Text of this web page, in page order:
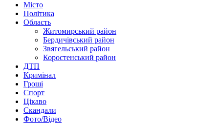
Місто
Політика
Область
Житомирський район
Бердичівський район
Звягельський район
Коростенський район
ДТП
Кримінал
Гроші
Спорт
Цікаво
Скандали
Фото/Відео